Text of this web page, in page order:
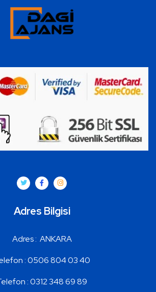
Adres Bilgisi
Adres : ANKARA
:0506 804 03 40
: 0312 348 69 89